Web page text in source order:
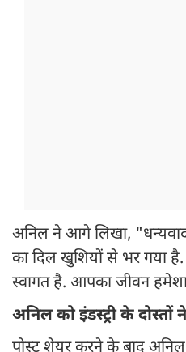
अनिल ने आगे लिखा,
का दिल खुशियों से भर गया
स्वागत है. आपका जीवन
अनिल को इंडस्ट्री के दोस्तों